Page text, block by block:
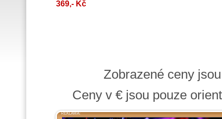
369,- Kč
Zobrazené ceny
Ceny v € jsou pouze
REKLAMA: